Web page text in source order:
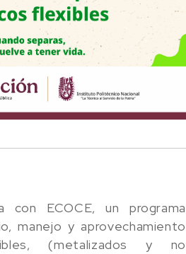
con ECOCE, un programa
manejo y aprovechamiento
(metalizados y no